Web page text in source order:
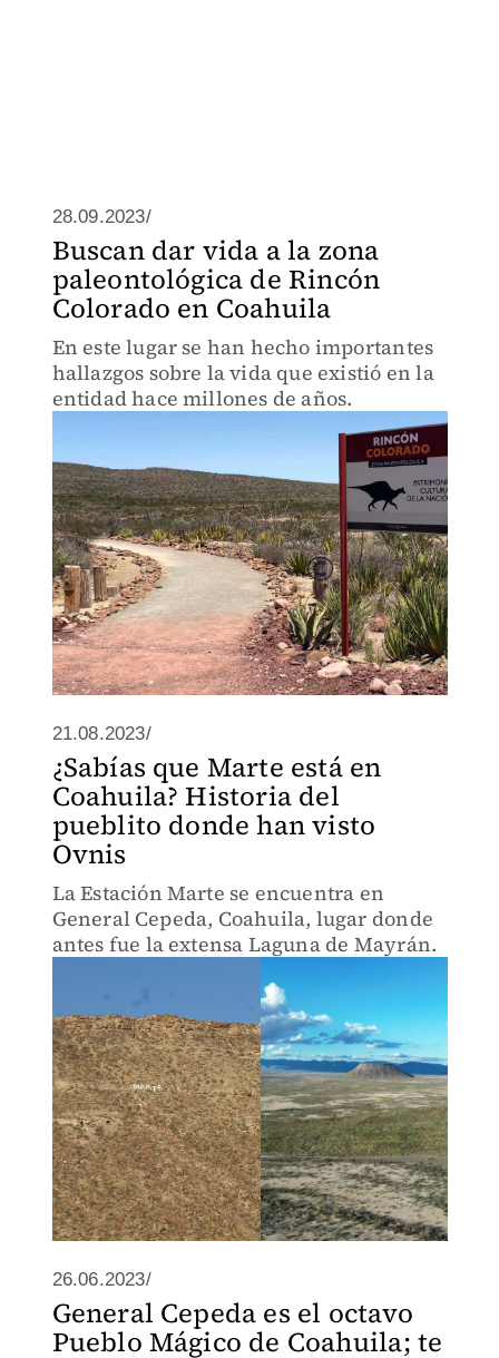
28.09.2023/
Buscan dar vida a la zona
paleontológica de Rincón
Colorado en Coahuila
En este lugar se han hecho importantes
hallazgos sobre la vida que existió en la
entidad hace millones de años.
21.08.2023/
¿Sabías que Marte está en
Coahuila? Historia del
pueblito donde han visto
Ovnis
La Estación Marte se encuentra en
General Cepeda, Coahuila, lugar donde
antes fue la extensa Laguna de Mayrán.
26.06.2023/
General Cepeda es el octavo
Pueblo Mágico de Coahuila; te